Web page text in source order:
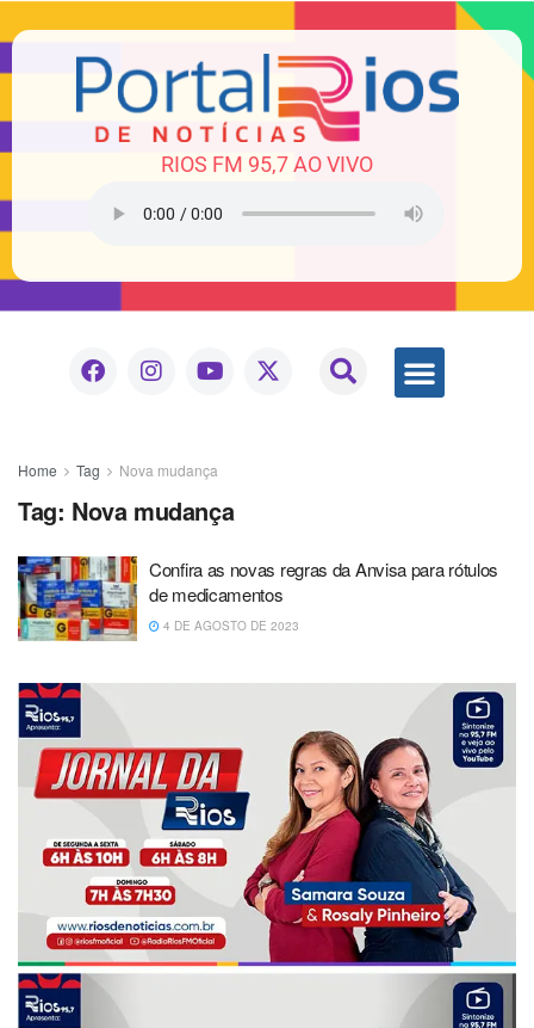
RIOS FM 95,7 AO VIVO
Home Tag Nova mudança
Tag: Nova mudança
Confira as novas regras da Anvisa para rótulos
de medicamentos
4 DE AGOSTO DE 2023